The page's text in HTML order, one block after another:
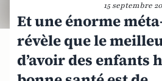
15 septembre
Et une énorme
révèle que le
d’avoir des enfants